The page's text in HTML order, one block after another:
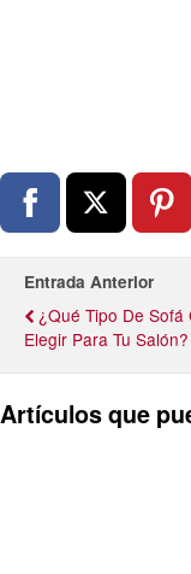
Entrada Anterior
¿Qué Tipo De Sofá
Elegir Para Tu Salón?
Artículos que